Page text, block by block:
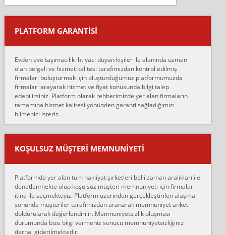
Salon duvarına bir baktım birisi boydan alüminyum renkli bantı
yapıştırm...
Murat:
çalıştıklarını, müş...
Ahmet:
Lüleburgaz güngünes evden eve naklyat eşyalarımı taşımak için
anlaştık sabah eve geldiklerinde de eşyalarımı düzgün şekilde
sarcaz demelerine r...
mehmet güldü:
Ankara ALİCANLAR NAKLİYAT Tutarsız ve ticari ahlak problemleri
var verdikleri fiyat teklifini arttırdılar. Sonrasında taşıma gününde
oldukça tutarsı...
Ankara Alicanlar naklyat tel 5465524025. 2600 TL'ye ankaradan
Konya ya Alicanlar naklyat la anlaştık bu şahıs evin taşınacağı gün
fiyatın mazoto gele...
Fatih kokmese:
Diyarbakır dan eşyamı getirtmek için anlaştım sözleşme yaptım.
PLATFORM GARANTİSİ
Evden eve taşımacılık ihtiyacı duyan kişiler ile alanında uzman
olan belgeli ve hizmet kalitesi tarafımızdan kontrol edilmiş
firmaları buluşturmak için oluşturduğumuz platformumuzda
firmaları arayarak hizmet ve fiyat konusunda bilgi talep
edebilirsiniz. Platform olarak rehberimizde yer alan firmaların
tamamına hizmet kalitesi yönünden garanti sağladığımızı
bilmenizi isteriz.
KOŞULSUZ MÜŞTERI MEMNUNIYETI
Platformda yer alan tüm nakliyat şirketleri belli zaman aralıkları ile
denetlenmekte olup koşulsuz müşteri memnuniyeti için firmaları
itina ile seçmekteyiz. Platform üzerinden gerçekleştirilen alaşma
sonunda müşteriler tarafımızdan aranarak memnuniyet anketi
doldurularak değerlendirilir. Memnuniyetsizlik oluşması
durumunda bize bilgi vermeniz sonucu memnuniyetsizliğiniz
derhal giderilmektedir.